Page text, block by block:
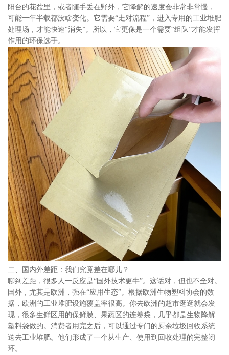
阳台的花盆里，或者随手丢在野外，它降解的速度会非常非常慢，
可能一年半载都没啥变化。它需要“走对流程”，进入专用的工业堆肥
处理场，才能快速“消失”。所以，它更像是一个需要“组队”才能发挥
作用的环保选手。
二、国内外差距：我们究竟差在哪儿？
聊到差距，很多人一反应是“国外技术更牛”。这话对，但也不全对。
国外，尤其是欧洲，强在“应用生态”。根据欧洲生物塑料协会的数
据，欧洲的工业堆肥设施覆盖率很高。你去欧洲的超市逛逛就会发
现，很多生鲜区用的保鲜膜、果蔬区的连卷袋，几乎都是生物降解
塑料袋做的。消费者用完之后，可以通过专门的厨余垃圾回收系统
送去工业堆肥。他们形成了一个从生产、使用到回收处理的完整闭
环。